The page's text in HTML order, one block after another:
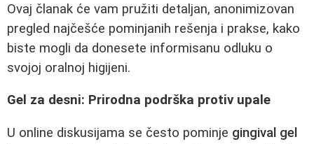
Ovaj članak će vam pružiti detaljan, anonimizovan
pregled najčešće pominjanih rešenja i prakse, kako
biste mogli da donesete informisanu odluku o
svojoj oralnoj higijeni.
Gel za desni: Prirodna podrška protiv upale
U online diskusijama se često pominje gingival gel